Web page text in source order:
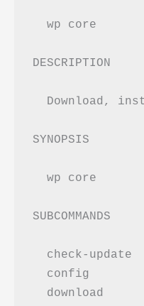
  wp core
DESCRIPTION
Download,
SYNOPSIS
  wp core
SUBCOMMANDS
check-update
config
download